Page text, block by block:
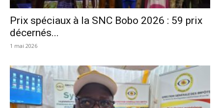
Prix spéciaux à la SNC Bobo 2026 : 59 prix
décernés...
1 mai 2026